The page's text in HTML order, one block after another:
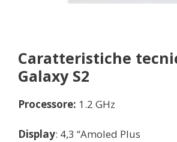
Caratteristiche
Galaxy S2
Processore: 1.2 GHz
Display: 4,3 “Amoled Plus